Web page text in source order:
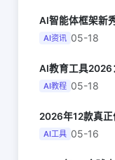
AI资讯 05-18
AI教程 05-18
AI工具 05-16